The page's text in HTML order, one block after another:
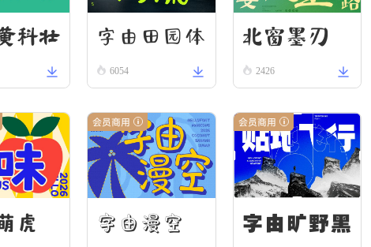
科壮
字由田园体
6054
北窗墨刃
2426
虎
会员商用
字由漫空
会员商用
字由旷野黑